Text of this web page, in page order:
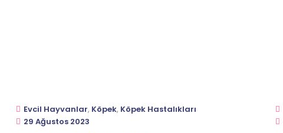
Evcil Hayvanlar, Köpek, Köpek Hastalıkları
29 Ağustos 2023